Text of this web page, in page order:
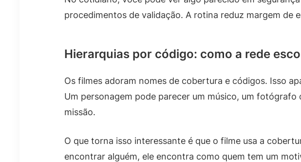
procedimentos de validação. A rotina reduz margem de
Hierarquias por código: como a rede
Os filmes adoram nomes de cobertura e códigos. Isso
Um personagem pode parecer um músico, um
missão.
O que torna isso interessante é que o filme usa a
encontrar alguém, ele encontra como quem tem um